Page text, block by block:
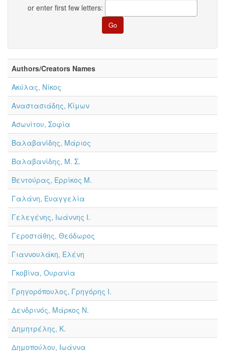
or enter first few letters:
Authors/Creators Names
Ακύλας, Νίκος
Αναστασιάδης, Κίμων
Ασωνίτου, Σοφία
Βαλαβανίδης, Μάριος
Βαλαβανίδης, Μ. Σ.
Βεντούρας, Ερρίκος Μ.
Γαλάνη, Ευαγγελία
Γελεγένης, Ιωάννης Ι.
Γεροστάθης, Θεόδωρος
Γιαννουλάκη, Ελένη
Γκοβίνα, Ουρανία
Γρηγορόπουλος, Γρηγόρης Ι.
Δενδρινός, Μάρκος Ν.
Δημητρέλης, Κ.
Δημοπούλου, Ιωάννα